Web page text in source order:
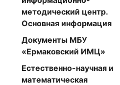
методический центр.
Основная информация
Документы МБУ
«Ермаковский ИМЦ»
Естественно-научная и
математическая